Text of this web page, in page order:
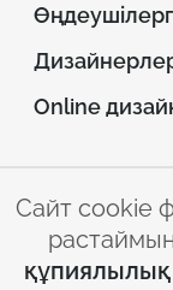
Online
© 2026
парақ
Сайт cookie